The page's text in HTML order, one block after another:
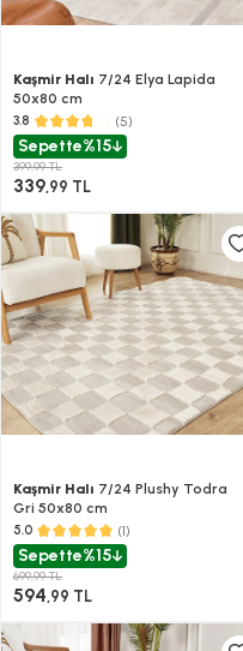
Kaşmir Halı 7/24 Elya Lapida
50x80 cm
3.8 (5)
Sepette%15
399,99 TL
339,99 TL
Kaşmir Halı 7/24 Plushy Todra
Gri 50x80 cm
5.0 (1)
Sepette%15
699,99 TL
594,99 TL